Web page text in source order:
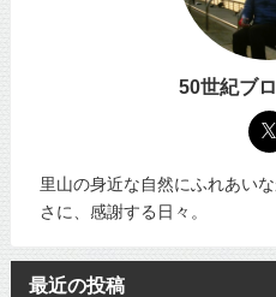
50世紀ブ
里山の身近な自然にふれあい
さに、感謝する日々。
最近の投稿